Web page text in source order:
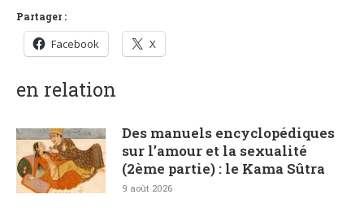
Partager :
Facebook X
en relation
Des manuels encyclopédiques
sur l’amour et la sexualité
(2ème partie) : le Kama Sûtra
9 août 2026